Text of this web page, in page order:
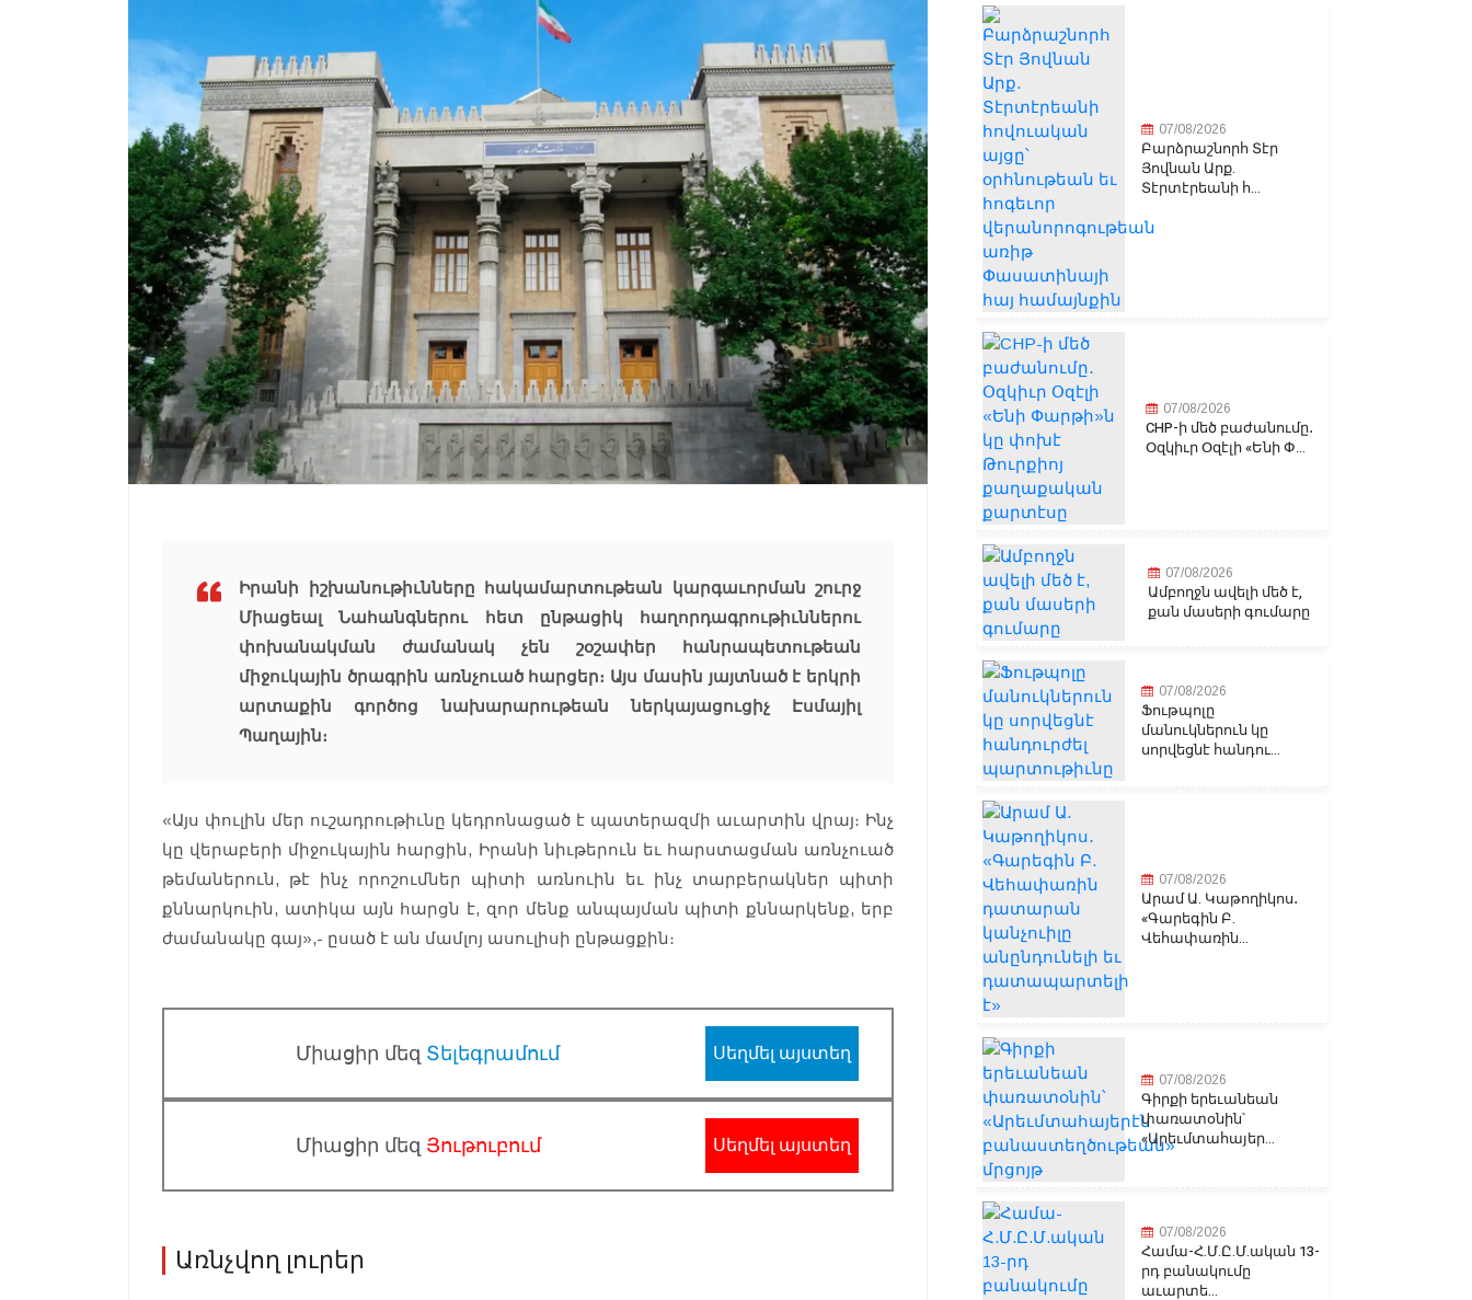
Իրանի իշխանութիւնները հակամարտութեան կարգաւորման շուրջ
Միացեալ Նահանգներու հետ ընթացիկ հաղորդագրութիւններու
փոխանակման ժամանակ չեն շօշափեր հանրապետութեան
միջուկային ծրագրին առնչուած հարցեր։ Այս մասին յայտնած է երկրի
արտաքին գործոց նախարարութեան ներկայացուցիչ Էսմայիլ
Պաղային։
«Այս փուլին մեր ուշադրութիւնը կեդրոնացած է պատերազմի աւարտին վրայ։ Ինչ
կը վերաբերի միջուկային հարցին, Իրանի նիւթերուն եւ հարստացման առնչուած
թեմաներուն, թէ ինչ որոշումներ պիտի առնուին եւ ինչ տարբերակներ պիտի
քննարկուին, ատիկա այն հարցն է, զոր մենք անպայման պիտի քննարկենք, երբ
ժամանակը գայ»,- ըսած է ան մամլոյ ասուլիսի ընթացքին։
Միացիր մեզ Տելեգրամում Սեղմել այստեղ
Միացիր մեզ Յութուբում Սեղմել այստեղ
Առնչվող լուրեր
07/08/2026
Բարձրաշնորհ Տէր
Յովնան Արք.
Տէրտէրեանի հ...
07/08/2026
CHP-ի մեծ բաժանումը․
Օզկիւր Օզէլի «Ենի Փ...
07/08/2026
Ամբողջն ավելի մեծ է,
քան մասերի գումարը
07/08/2026
Ֆութպոլը
մանուկներուն կը
սորվեցնէ հանդու...
07/08/2026
Արամ Ա. Կաթողիկոս․
«Գարեգին Բ.
Վեհափառին...
07/08/2026
Գիրքի երեւանեան
փառատօնին՝
«Արեւմտահայեր...
07/08/2026
Համա-Հ.Մ.Ը.Մ.ական 13-
րդ բանակումը
աւարտե...